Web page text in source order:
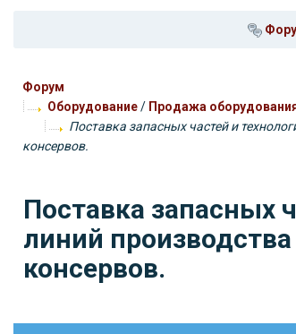
Форум
Оборудование/ Продажа
Поставка запасных частей и
консервов.
Поставка запасных
линий
консервов.